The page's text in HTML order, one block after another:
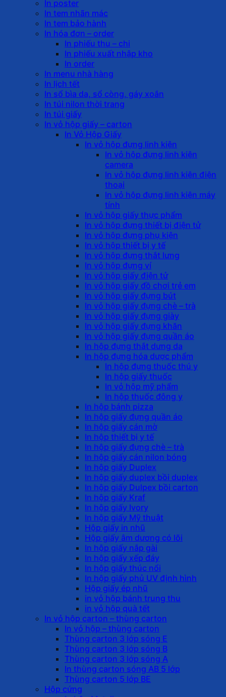
In poster
In tem nhãn mác
In tem bảo hành
In hóa đơn – order
In phiếu thu – chi
In phiếu xuất nhập kho
In order
In menu nhà hàng
In lịch tết
In sổ bìa da, sổ còng, gáy xoắn
In túi nilon thời trang
In túi giấy
In vỏ hộp giấy – carton
In Vỏ Hộp Giấy
In vỏ hộp đựng linh kiện
In vỏ hộp đựng linh kiện
camera
In vỏ hộp đựng linh kiện điện
thoại
In vỏ hộp đựng linh kiện máy
tính
In vỏ hộp giấy thực phẩm
In vỏ hộp đựng thiết bị điện tử
In vỏ hộp đựng phụ kiện
In vỏ hộp thiết bị y tế
In vỏ hộp đựng thắt lưng
In vỏ hộp đựng ví
In vỏ hộp giấy điện tử
In vỏ hộp giấy đồ chơi trẻ em
In vỏ hộp giấy đựng bút
In vỏ hộp giấy đựng chè – trà
In vỏ hộp giấy đựng giày
In vỏ hộp giấy đựng khăn
In vỏ hộp giấy đựng quần áo
In hộp đựng thắt dưng da
In hộp đựng hóa dược phẩm
In hộp đựng thuốc thú y
In hộp giấy thuốc
In vỏ hộp mỹ phẩm
In hộp thuốc đông y
In hộp bánh pizza
In hộp giấy đựng quần áo
In hộp giấy cán mờ
In hộp thiết bị y tế
In hộp giấy đựng chè – trà
In hộp giấy cán nilon bóng
In hộp giấy Duplex
In hộp giấy duplex bồi duplex
In hộp giấy Dulpex bồi carton
In hộp giấy Kraf
In hộp giấy Ivory
In hộp giấy Mỹ thuật
Hộp giấy in nhũ
Hộp giấy âm dương có lõi
In hộp giấy nắp gài
In hộp giấy xếp đáy
In hộp giấy thúc nổi
In hộp giấy phủ UV định hình
Hộp giấy ép nhũ
in vỏ hộp bánh trung thu
in vỏ hộp quà tết
In vỏ hộp carton – thùng carton
In vỏ hộp – thùng carton
Thùng carton 3 lớp sóng E
Thùng carton 3 lớp sóng B
Thùng carton 3 lớp sóng A
In thùng carton sóng AB 5 lớp
Thùng carton 5 lớp BE
Hộp cứng